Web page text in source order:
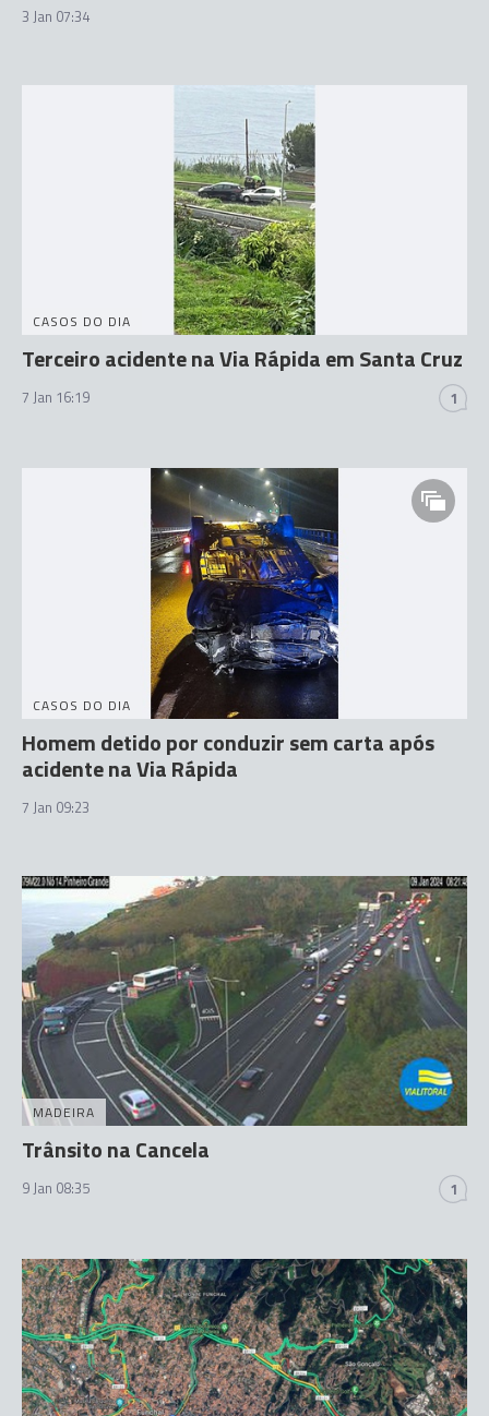
3 Jan 07:34
CASOS DO DIA
Terceiro acidente na Via Rápida em Santa Cruz
7 Jan 16:19 1
CASOS DO DIA
Homem detido por conduzir sem carta após
acidente na Via Rápida
7 Jan 09:23
MADEIRA
Trânsito na Cancela
9 Jan 08:35 1